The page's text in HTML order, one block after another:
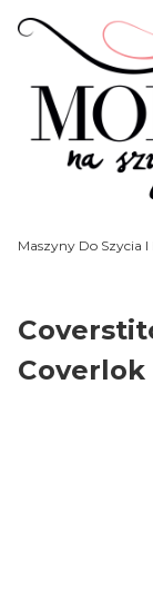
Maszyny Do Szycia
Coverlok